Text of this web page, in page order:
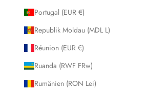
Portugal (EUR €)
Republik Moldau (MDL L)
Réunion (EUR €)
Ruanda (RWF FRw)
Rumänien (RON Lei)